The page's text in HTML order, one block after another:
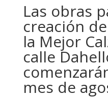
Las obras
creación
la Mejor
calle
mes de